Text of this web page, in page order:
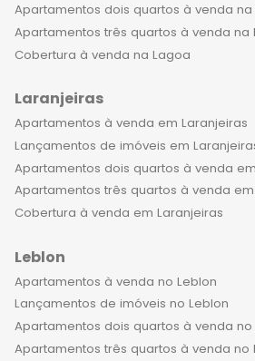
Apartamentos dois quartos à venda na
Apartamentos três quartos à venda na
Cobertura à venda na Lagoa
Laranjeiras
Apartamentos à venda em Laranjeiras
Lançamentos de imóveis em
Apartamentos dois quartos à venda
Apartamentos três quartos à venda
Cobertura à venda em Laranjeiras
Leblon
Apartamentos à venda no Leblon
Lançamentos de imóveis no Leblon
Apartamentos dois quartos à venda no
Apartamentos três quartos à venda no